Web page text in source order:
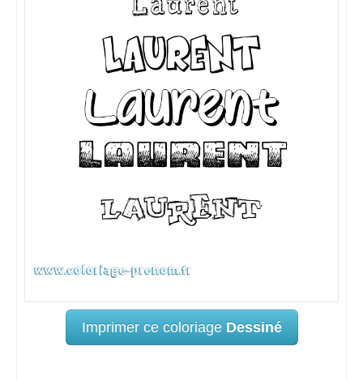
Imprimer ce coloriage Dessiné